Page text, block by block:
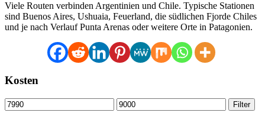
Viele Routen verbinden Argentinien und Chile. Typische Stationen
sind Buenos Aires, Ushuaia, Feuerland, die südlichen Fjorde Chiles
und je nach Verlauf Punta Arenas oder weitere Orte in Patagonien.
Kosten
Min.
Preis
Max.
Preis
Filter